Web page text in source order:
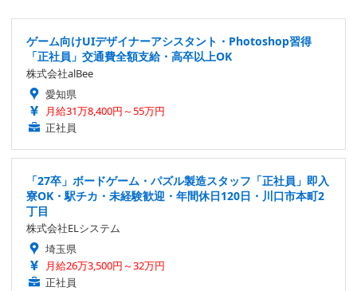
ゲーム向けUIデザイナーアシスタント・Photoshop習得
「正社員」交通費全額支給・高卒以上OK
株式会社alBee
愛知県
月給31万8,400円～55万円
正社員
「27卒」ボードゲーム・パズル製造スタッフ「正社員」即入
寮OK・駅チカ・未経験歓迎・年間休日120日・川口市本町2
丁目
株式会社ELシステム
埼玉県
月給26万3,500円～32万円
正社員